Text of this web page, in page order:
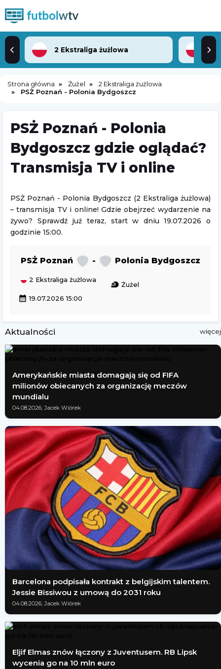
2 Ekstraliga żużlowa
Strona główna Żużel
2 Ekstraliga żużlowa
PSŻ Poznań - Polonia Bydgoszcz
PSŻ Poznań - Polonia
Bydgoszcz gdzie oglądać?
Transmisja TV i online
PSŻ Poznań - Polonia Bydgoszcz (2 Ekstraliga żużlowa)
– transmisja TV i online! Gdzie obejrzeć wydarzenie na
żywo? Sprawdź już teraz, start w dniu 19.07.2026 o
godzinie 15:00.
PSŻ Poznań - Polonia Bydgoszcz
2 Ekstraliga żużlowa
sports_motorsports Żużel
calendar_month 19.07.2026 15:00
Aktualności więcej
Amerykańskie miasta domagają się od FIFA
milionów obiecanych za organizację meczów
mundialu
04.08.2026; Jacek Wiórek
Barcelona podpisała kontrakt z belgijskim talentem.
Jessie Bissiwou z umową do 2031 roku
04.08.2026; Jacek Wiórek
Eljif Elmas znów łączony z Juventusem. RB Lipsk
wycenia go na 10 mln euro